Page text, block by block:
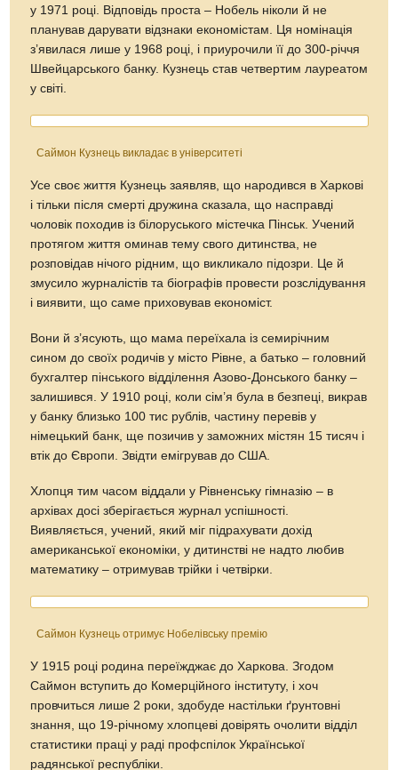
у 1971 році. Відповідь проста – Нобель ніколи й не
планував дарувати відзнаки економістам. Ця номінація
з’явилася лише у 1968 році, і приурочили її до 300-річчя
Швейцарського банку. Кузнець став четвертим лауреатом
у світі.
Саймон Кузнець викладає в університеті
Усе своє життя Кузнець заявляв, що народився в Харкові
і тільки після смерті дружина сказала, що насправді
чоловік походив із білоруського містечка Пінськ. Учений
протягом життя оминав тему свого дитинства, не
розповідав нічого рідним, що викликало підозри. Це й
змусило журналістів та біографів провести розслідування
і виявити, що саме приховував економіст.
Вони й з’ясують, що мама переїхала із семирічним
сином до своїх родичів у місто Рівне, а батько – головний
бухгалтер пінського відділення Азово-Донського банку –
залишився. У 1910 році, коли сім’я була в безпеці, викрав
у банку близько 100 тис рублів, частину перевів у
німецький банк, ще позичив у заможних містян 15 тисяч і
втік до Європи. Звідти емігрував до США.
Хлопця тим часом віддали у Рівненську гімназію – в
архівах досі зберігається журнал успішності.
Виявляється, учений, який міг підрахувати дохід
американської економіки, у дитинстві не надто любив
математику – отримував трійки і четвірки.
Саймон Кузнець отримує Нобелівську премію
У 1915 році родина переїжджає до Харкова. Згодом
Саймон вступить до Комерційного інституту, і хоч
провчиться лише 2 роки, здобуде настільки ґрунтовні
знання, що 19-річному хлопцеві довірять очолити відділ
статистики праці у раді профспілок Української
радянської республіки.